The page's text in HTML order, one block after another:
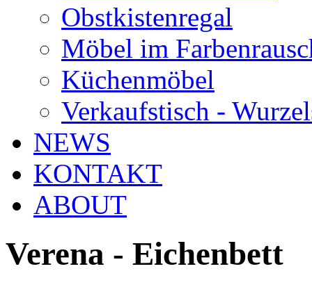
Obstkistenregal
Möbel im
Küchenmöbel
Verkaufstisch -
NEWS
KONTAKT
ABOUT
Verena - Eichenbett